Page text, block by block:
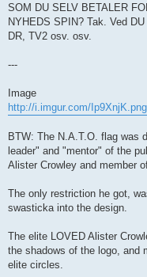
SOM DU SELV BETALER
NYHEDS SPIN? Tak. Ved
DR, TV2 osv. osv.
---
Image
http://i.imgur.com/Ip9XnjK.png
BTW: The N.A.T.O. flag was
leader" and "mentor" of the
Alister Crowley and member
The only restriction he got,
swasticka into the design.
The elite LOVED Alister
the shadows of the logo, and
elite circles.